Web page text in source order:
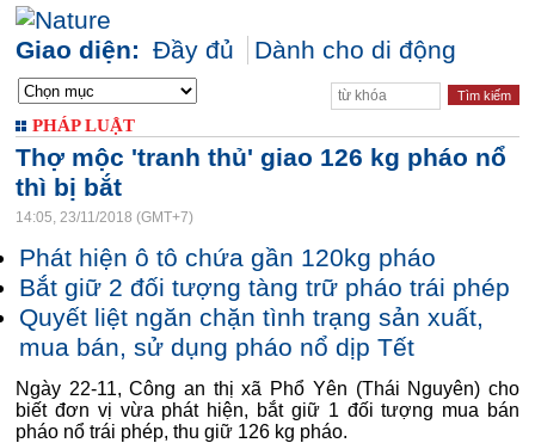
Giao diện: Đầy đủ Dành cho di động
PHÁP LUẬT
Thợ mộc 'tranh thủ' giao 126 kg pháo nổ
thì bị bắt
14:05, 23/11/2018 (GMT+7)
Phát hiện ô tô chứa gần 120kg pháo
Bắt giữ 2 đối tượng tàng trữ pháo trái phép
Quyết liệt ngăn chặn tình trạng sản xuất,
mua bán, sử dụng pháo nổ dịp Tết
Ngày 22-11, Công an thị xã Phổ Yên (Thái Nguyên) cho
biết đơn vị vừa phát hiện, bắt giữ 1 đối tượng mua bán
pháo nổ trái phép, thu giữ 126 kg pháo.